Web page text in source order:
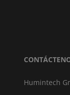
Humintech